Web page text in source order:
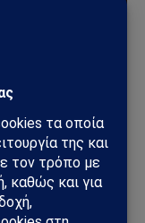
Στόχος